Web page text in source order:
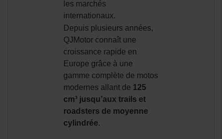
les marchés
internationaux.
Depuis plusieurs années,
QJMotor connaît une
croissance rapide en
Europe grâce à une
gamme complète de motos
modernes allant de 125
cm³ jusqu’aux trails et
roadsters de moyenne
cylindrée.